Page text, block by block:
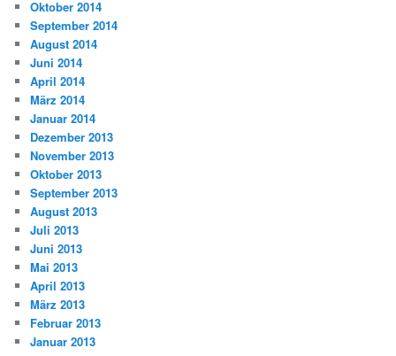
Oktober 2014
September 2014
August 2014
Juni 2014
April 2014
März 2014
Januar 2014
Dezember 2013
November 2013
Oktober 2013
September 2013
August 2013
Juli 2013
Juni 2013
Mai 2013
April 2013
März 2013
Februar 2013
Januar 2013